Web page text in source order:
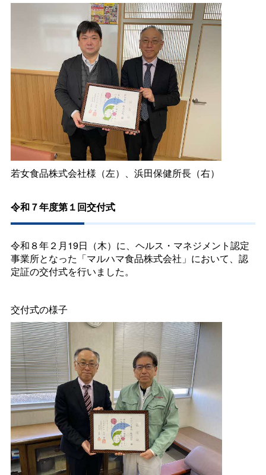
若女食品株式会社様（左）、浜田保健所長（右）
令和７年度第１回交付式
令和８年２月19日（木）に、ヘルス・マネジメント認定
事業所となった「マルハマ食品株式会社」において、認
定証の交付式を行いました。
交付式の様子